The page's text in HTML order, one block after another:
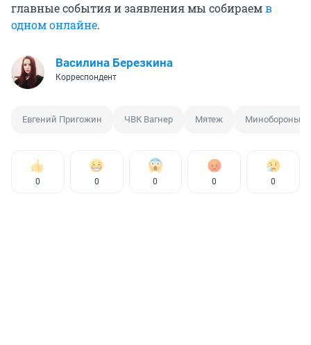
главные события и заявления мы собираемв
одном онлайне.
Василина Березкина
Корреспондент
Евгений Пригожин ЧВК Вагнер Мятеж Минобороны
0 0 0 0 0